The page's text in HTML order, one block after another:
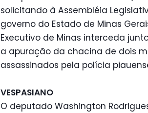
solicitando à Assembléia
governo do Estado de Minas
Executivo de Minas interceda
a apuração da chacina de dois
assassinados pela polícia
VESPASIANO
O deputado Washington